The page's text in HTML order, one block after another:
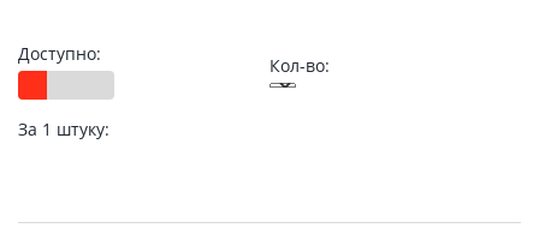
Доступно:
Кол-во:
За 1 штуку: